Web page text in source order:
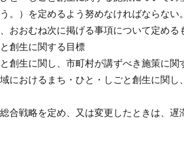
）を定めるよう努めなければならない。
おむね次に掲げる事項について定める
創生に関する目標
創生に関し、市町村が講ずべき施策に関
におけるまち・ひと・しごと創生に関
合戦略を定め、又は変更したときは、